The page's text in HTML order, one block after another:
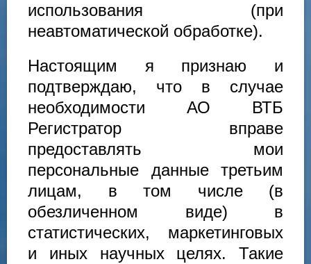
использования (при
неавтоматической обработке).
Настоящим я признаю и
подтверждаю, что в случае
необходимости АО ВТБ
Регистратор вправе
предоставлять мои
персональные данные третьим
лицам, в том числе (в
обезличенном виде) в
статистических, маркетинговых
и иных научных целях. Такие